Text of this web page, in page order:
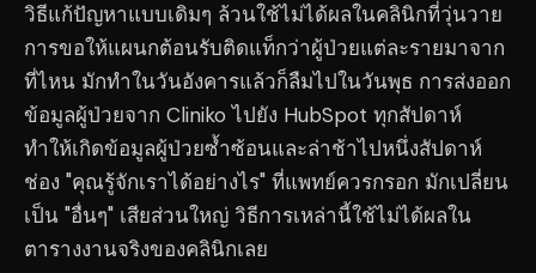
วิธีแก้ปัญหาแบบเดิมๆ ล้วนใช้ไม่ได้ผลในคลินิกที่วุ่นวาย
การขอให้แผนกต้อนรับติดแท็กว่าผู้ป่วยแต่ละรายมาจาก
ที่ไหน มักทำในวันอังคารแล้วก็ลืมไปในวันพุธ การส่งออก
ข้อมูลผู้ป่วยจาก Cliniko ไปยัง HubSpot ทุกสัปดาห์
ทำให้เกิดข้อมูลผู้ป่วยซ้ำซ้อนและล่าช้าไปหนึ่งสัปดาห์
ช่อง "คุณรู้จักเราได้อย่างไร" ที่แพทย์ควรกรอก มักเปลี่ยน
เป็น "อื่นๆ" เสียส่วนใหญ่ วิธีการเหล่านี้ใช้ไม่ได้ผลใน
ตารางงานจริงของคลินิกเลย